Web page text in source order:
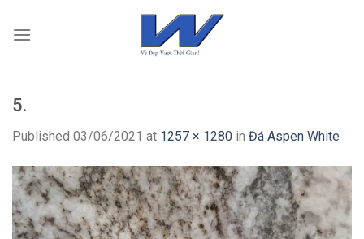
5.
Published 03/06/2021 at 1257 × 1280 in Đá Aspen White